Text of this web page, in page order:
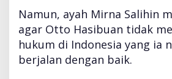
s
i
b
a
Namun, ayah Mirna Salihin
agar Otto Hasibuan tidak
hukum di Indonesia yang ia
berjalan dengan baik.